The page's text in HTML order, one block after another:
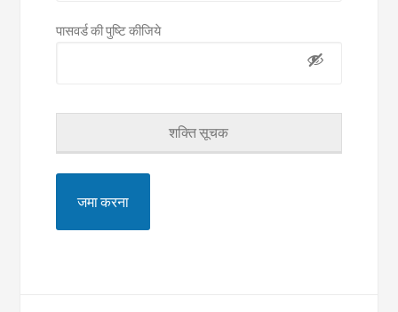
पासवर्ड की पुष्टि कीजिये
शक्ति सूचक